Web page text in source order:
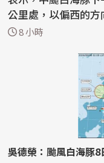
公里處，以偏西的
通過台...
8 小時
吳德榮：颱風白海豚